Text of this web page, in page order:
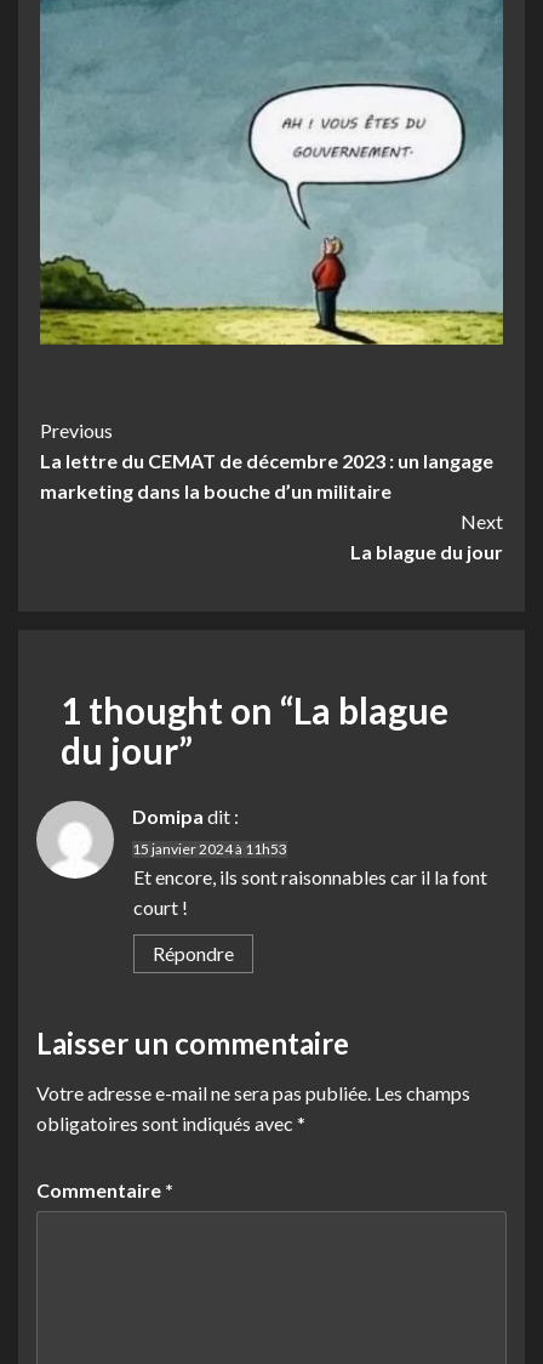
Post
Navigation
Previous
La lettre du CEMAT de décembre 2023 : un langage
marketing dans la bouche d’un militaire
Next
La blague du jour
1 thought on “La blague
du jour”
Domipa dit :
15 janvier 2024 à 11h53
Et encore, ils sont raisonnables car il la font
court !
Répondre
Laisser un commentaire
Votre adresse e-mail ne sera pas publiée. Les champs
obligatoires sont indiqués avec *
Commentaire *